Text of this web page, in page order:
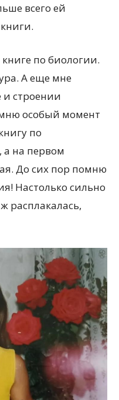
всего ей
по биологии.
А еще мне
и строении
особый момент
по
а на первом
До сих пор помню
Настолько сильно
расплакалась,